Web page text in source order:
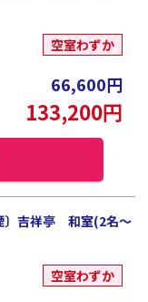
空室わずか
66,600円
133,200円
吉祥亭 和室(2名～
空室わずか